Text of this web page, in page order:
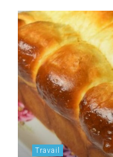
Travail